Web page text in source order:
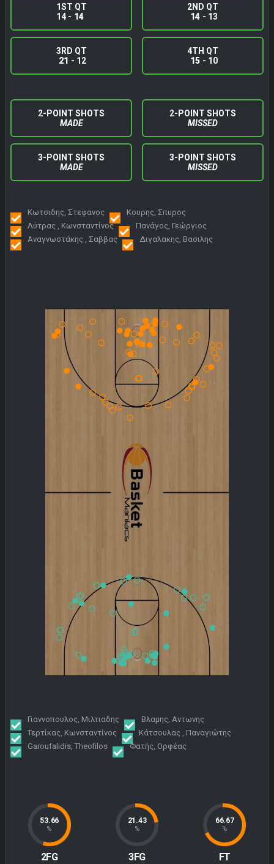
1ST QT
14 - 14
2ND QT
14 - 13
3RD QT
21 - 12
4TH QT
15 - 10
2-POINT SHOTS
MADE
2-POINT SHOTS
MISSED
3-POINT SHOTS
MADE
3-POINT SHOTS
MISSED
Κωτσιδης, Στεφανος
Κουρης, Σπυρος
Λύτρας , Κωνσταντίνος
Πανάγος, Γεώργιος
Αναγνωστάκης , Σαββας
Διγαλακης, Βασιλης
Γιαννοπουλος, Μιλτιαδης
Βλαμης, Αντωνης
Τερτίκας, Κωνσταντίνος
Κάτσουλας , Παναγιώτης
Garoufalidis, Theofilos
Φατής, Ορφέας
53.66
%
2FG
21.43
%
3FG
66.67
%
FT